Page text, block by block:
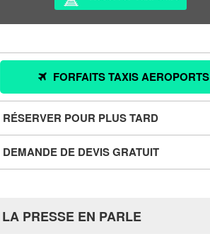
FORFAITS TAXIS AEROPORTS
RÉSERVER POUR PLUS TARD
DEMANDE DE DEVIS GRATUIT
LA PRESSE EN PARLE